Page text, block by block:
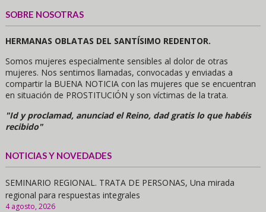
SOBRE NOSOTRAS
HERMANAS OBLATAS DEL SANTÍSIMO REDENTOR.
Somos mujeres especialmente sensibles al dolor de otras
mujeres. Nos sentimos llamadas, convocadas y enviadas a
compartir la BUENA NOTICIA con las mujeres que se encuentran
en situación de PROSTITUCIÓN y son víctimas de la trata.
"Id y proclamad, anunciad el Reino, dad gratis lo que habéis
recibido"
NOTICIAS Y NOVEDADES
SEMINARIO REGIONAL. TRATA DE PERSONAS, Una mirada
regional para respuestas integrales
4 agosto, 2026